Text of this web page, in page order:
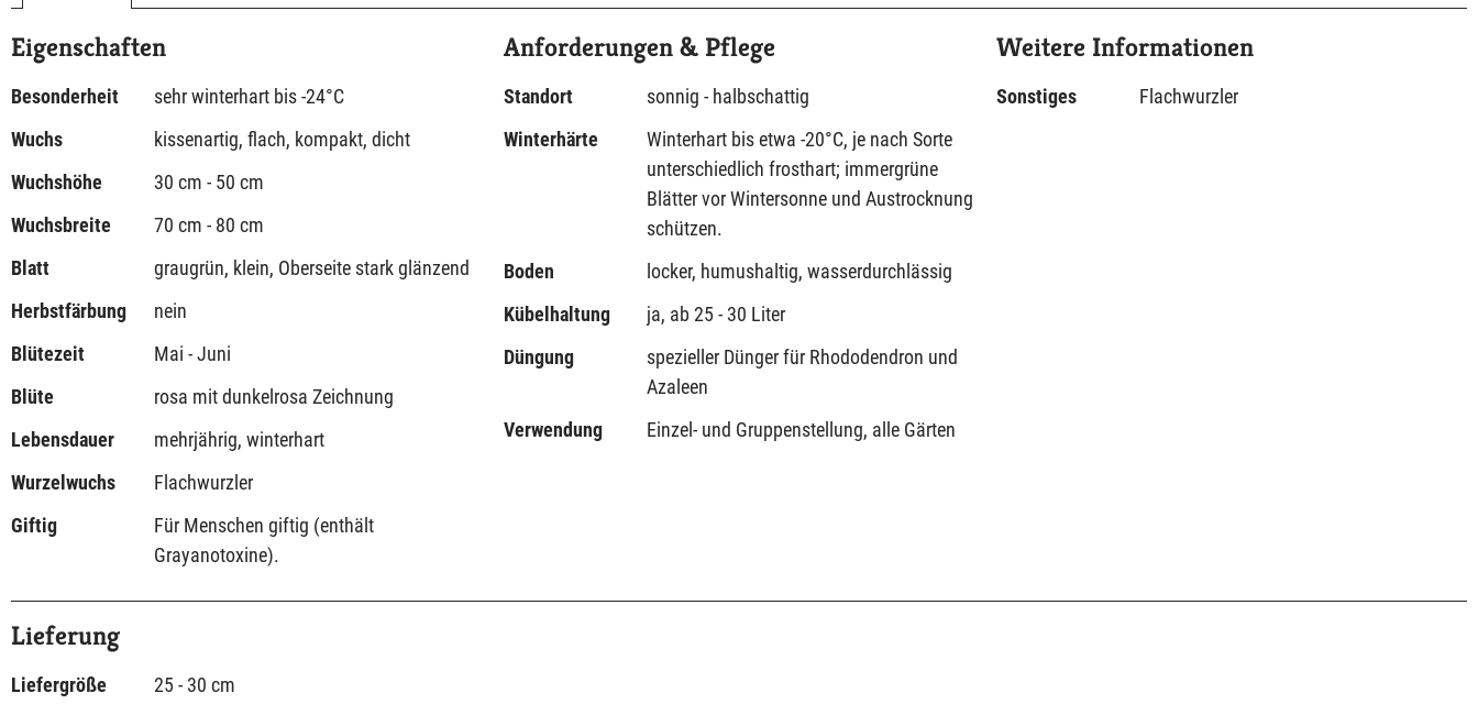
Eigenschaften
Besonderheit
sehr winterhart bis -24°C
Wuchs
kissenartig, flach, kompakt, dicht
Wuchshöhe
30 cm - 50 cm
Wuchsbreite
70 cm - 80 cm
Blatt
graugrün, klein, Oberseite stark glänzend
Herbstfärbung
nein
Blütezeit
Mai - Juni
Blüte
rosa mit dunkelrosa Zeichnung
Lebensdauer
mehrjährig, winterhart
Wurzelwuchs
Flachwurzler
Giftig
Für Menschen giftig (enthält
Grayanotoxine).
Anforderungen & Pflege
Standort
sonnig - halbschattig
Winterhärte
Winterhart bis etwa -20°C, je nach Sorte
unterschiedlich frosthart; immergrüne
Blätter vor Wintersonne und Austrocknung
schützen.
Boden
locker, humushaltig, wasserdurchlässig
Kübelhaltung
ja, ab 25 - 30 Liter
Düngung
spezieller Dünger für Rhododendron und
Azaleen
Verwendung
Einzel- und Gruppenstellung, alle Gärten
Weitere Informationen
Sonstiges Flachwurzler
Lieferung
Liefergröße
25 - 30 cm